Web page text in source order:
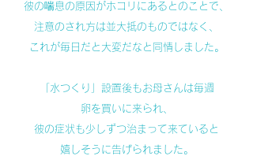
彼の喘息の原因がホコリにあるとのことで、
注意のされ方は並大抵のものではなく、
これが毎日だと大変だなと同情しました。
「水つくり」設置後もお母さんは毎週
卵を買いに来られ、
彼の症状も少しずつ治まって来ていると
嬉しそうに告げられました。